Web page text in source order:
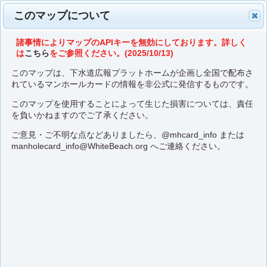
このマップについて
諸事情によりマップのAPIキーを無効にしております。詳しく
はこちらをご参照ください。(2025/10/13)
このマップは、下水道広報プラットホームが企画し全国で配布さ
れているマンホールカードの情報を非公式に発信するものです。
このマップを使用することによって生じた損害については、責任
を負いかねますのでご了承ください。
ご意見・ご不明な点などありましたら、 @mhcard_infoまたは
manholecard_info@WhiteBeach.org へご連絡ください。